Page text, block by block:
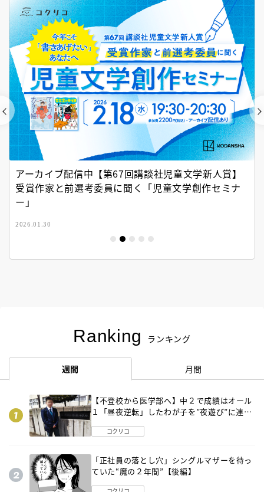
アーカイブ配信中【第67回講談社児童文学新人賞】
受賞作家と前選考委員に聞く「児童文学創作セミナ
ー」
2026.01.30
Ranking ランキング
週間 月間
【不登校から医学部へ】中２で成績はオール
１「昼夜逆転」したわが子を”夜遊び”に連れ
コクリコ
「正社員の落とし穴」シングルマザーを待っ
ていた“魔の２年間”【後編】